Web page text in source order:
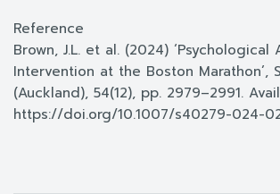
Reference
Brown, J.L. et al. (2024) ‘Psychological
Intervention at the Boston Marathon’,
(Auckland), 54(12), pp. 2979–2991.
https://doi.org/10.1007/s40279-024-